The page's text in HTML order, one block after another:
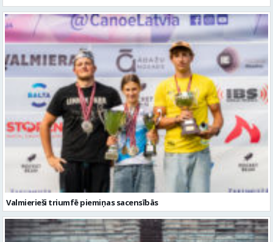
Valmierieši triumfē piemiņas sacensībās